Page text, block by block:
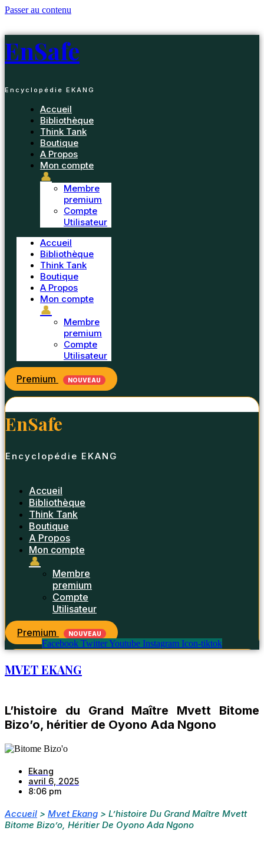
Passer au contenu
EnSafe
Encyclopédie EKANG
Accueil
Bibliothèque
Think Tank
Boutique
A Propos
Mon compte
👤
Membre
premium
Compte
Utilisateur
Accueil
Bibliothèque
Think Tank
Boutique
A Propos
Mon compte
👤
Membre
premium
Compte
Utilisateur
Premium NOUVEAU
EnSafe
Encyclopédie EKANG
Accueil
Bibliothèque
Think Tank
Boutique
A Propos
Mon compte
👤
Membre
premium
Compte
Utilisateur
Premium
NOUVEAU
Facebook TwitterYoutube Instagram Icon-tiktok
MVET EKANG
L’histoire du Grand Maître Mvett Bitome
Bizo’o, héritier de Oyono Ada Ngono
Ekang
avril 6, 2025
8:06 pm
Accueil > Mvet Ekang > L’histoire Du Grand Maître Mvett
Bitome Bizo’o, Héritier De Oyono Ada Ngono